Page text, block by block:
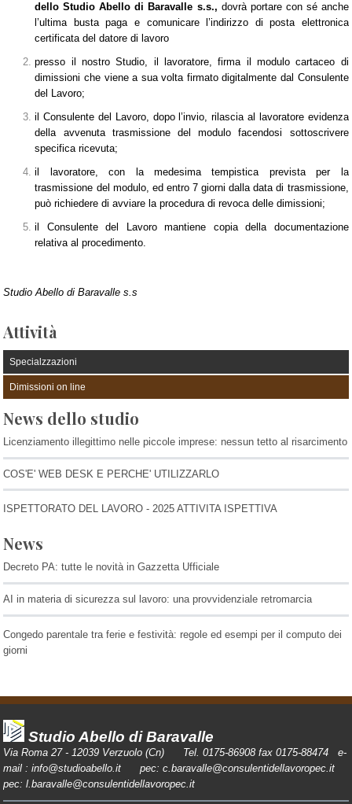
dello Studio Abello di Baravalle s.s., dovrà portare con sé anche
l’ultima busta paga e comunicare l’indirizzo di posta elettronica
certificata del datore di lavoro
presso il nostro Studio, il lavoratore, firma il modulo cartaceo di
dimissioni che viene a sua volta firmato digitalmente dal Consulente
del Lavoro;
il Consulente del Lavoro, dopo l’invio, rilascia al lavoratore evidenza
della avvenuta trasmissione del modulo facendosi sottoscrivere
specifica ricevuta;
il lavoratore, con la medesima tempistica prevista per la
trasmissione del modulo, ed entro 7 giorni dalla data di trasmissione,
può richiedere di avviare la procedura di revoca delle dimissioni;
il Consulente del Lavoro mantiene copia della documentazione
relativa al procedimento.
Studio Abello di Baravalle s.s
Attività
Specialzzazioni
Dimissioni on line
News dello studio
Licenziamento illegittimo nelle piccole imprese: nessun tetto al risarcimento
COS'E' WEB DESK E PERCHE' UTILIZZARLO
ISPETTORATO DEL LAVORO - 2025 ATTIVITA ISPETTIVA
News
Decreto PA: tutte le novità in Gazzetta Ufficiale
AI in materia di sicurezza sul lavoro: una provvidenziale retromarcia
Congedo parentale tra ferie e festività: regole ed esempi per il computo dei
giorni
Studio Abello di Baravalle
Via Roma 27 - 12039 Verzuolo (Cn) Tel. 0175-86908 fax 0175-88474 e-
mail :info@studioabello.it pec:c.baravalle@consulentidellavoropec.it
pec:l.baravalle@consulentidellavoropec.it